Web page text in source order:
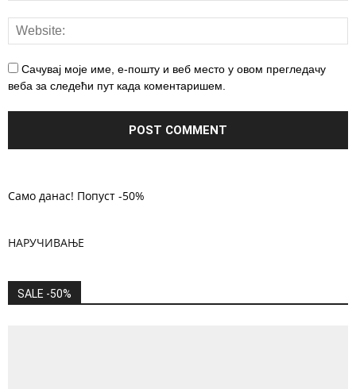
Сачувај моје име, е-пошту и веб место у овом прегледачу
веба за следећи пут када коментаришем.
Само данас! Попуст -50%
НАРУЧИВАЊЕ
SALE -50%